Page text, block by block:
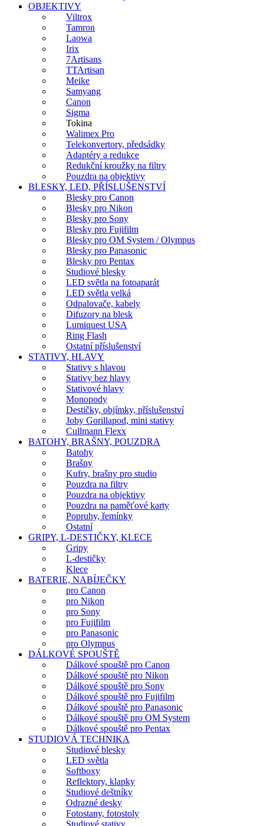
OBJEKTIVY
Viltrox
Tamron
Laowa
Irix
7Artisans
TTArtisan
Meike
Samyang
Canon
Sigma
Tokina
Walimex Pro
Telekonvertory, předsádky
Adaptéry a redukce
Redukční kroužky na filtry
Pouzdra na objektivy
BLESKY, LED, PŘÍSLUŠENSTVÍ
Blesky pro Canon
Blesky pro Nikon
Blesky pro Sony
Blesky pro Fujifilm
Blesky pro OM System / Olympus
Blesky pro Panasonic
Blesky pro Pentax
Studiové blesky
LED světla na fotoaparát
LED světla velká
Odpalovače, kabely
Difuzory na blesk
Lumiquest USA
Ring Flash
Ostatní příslušenství
STATIVY, HLAVY
Stativy s hlavou
Stativy bez hlavy
Stativové hlavy
Monopody
Destičky, objímky, příslušenství
Joby Gorillapod, mini stativy
Cullmann Flexx
BATOHY, BRAŠNY, POUZDRA
Batohy
Brašny
Kufry, brašny pro studio
Pouzdra na filtry
Pouzdra na objektivy
Pouzdra na paměťové karty
Popruhy, řemínky
Ostatní
GRIPY, L-DESTIČKY, KLECE
Gripy
L-destičky
Klece
BATERIE, NABÍJEČKY
pro Canon
pro Nikon
pro Sony
pro Fujifilm
pro Panasonic
pro Olympus
DÁLKOVÉ SPOUŠTĚ
Dálkové spouště pro Canon
Dálkové spouště pro Nikon
Dálkové spouště pro Sony
Dálkové spouště pro Fujifilm
Dálkové spouště pro Panasonic
Dálkové spouště pro OM System
Dálkové spouště pro Pentax
STUDIOVÁ TECHNIKA
Studiové blesky
LED světla
Softboxy
Reflektory, klapky
Studiové deštníky
Odrazné desky
Fotostany, fotostoly
Studiové stativy